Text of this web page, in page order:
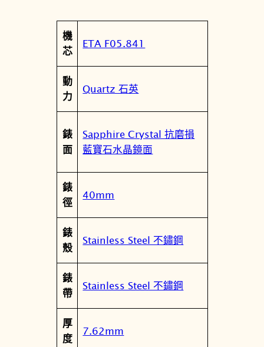
n
h
a
羅
馬
銀
月
相
顯
三
針
錶
T
2
2
屬
性
值
機
芯
ETA F05.841
動
力
Quartz 石英
錶
面
Sapphire Crystal 抗磨損
藍寶石水晶鏡面
錶
徑
40mm
錶
殼
Stainless Steel 不鏽鋼
錶
帶
Stainless Steel 不鏽鋼
厚
度
7.62mm